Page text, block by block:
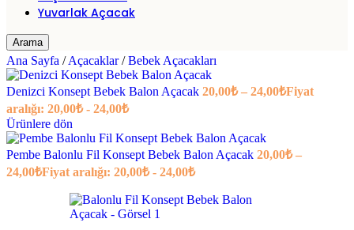
Yuvarlak Açacak
Arama
Ana Sayfa / Açacaklar/ Bebek Açacakları
Denizci Konsept Bebek Balon Açacak 20,00₺ – 24,00₺Fiyat
aralığı: 20,00₺ - 24,00₺
Ürünlere dön
Pembe Balonlu Fil Konsept Bebek Balon Açacak 20,00₺ –
24,00₺Fiyat aralığı: 20,00₺ - 24,00₺